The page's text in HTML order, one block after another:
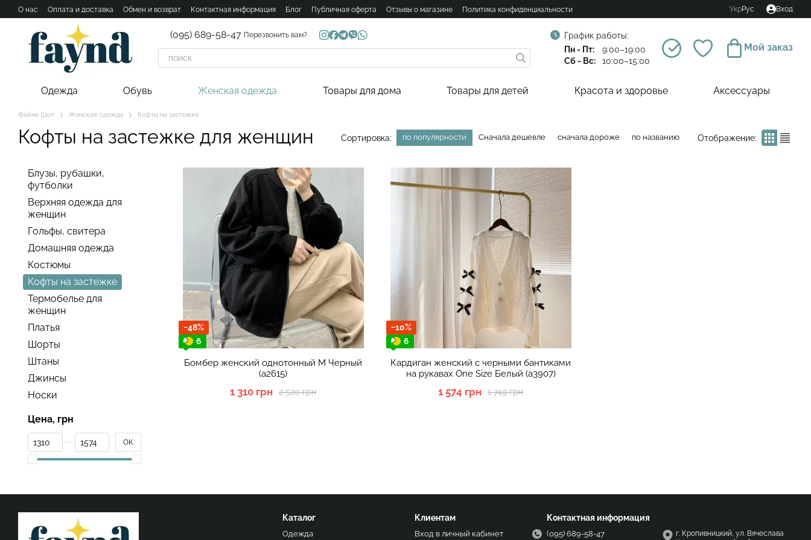
Перейти к основному контенту
О нас Оплата и доставка Обмен и возврат Контактная информация Блог Публичная оферта Отзывы о магазине Политика конфиденциальности УкрРус Вход
(095) 689-58-47 Перезвонить вам?
График работы:
Пн - Пт:
9:00–19:00
Сб - Вс:
10:00–15:00
Мой заказ
Одежда Обувь Женская одежда Товары для дома Товары для детей Красота и здоровье Аксессуары
Файна Шоп Женская одежда Кофты на застежке
Кофты на застежке для женщин Сортировка: по популярности Сначала дешевле сначала дороже по названию Отображение:
−48%
6
Бомбер женский однотонный M Черный
(а2615)
2 520 грн
1 310 грн
−10%
6
Кардиган женский с черными бантиками
на рукавах One Size Белый (а3907)
1 749 грн
1 574 грн
Блузы, рубашки,
футболки
Верхняя одежда для
женщин
Гольфы, свитера
Домашняя одежда
Костюмы
Кофты на застежке
Термобелье для
женщин
Платья
Шорты
Штаны
Джинсы
Носки
Цена, грн
OK
Каталог
Одежда
Клиентам
Вход в личный кабинет
Контактная информация
(095) 689-58-47
г. Кропивницкий, ул. Вячеслава